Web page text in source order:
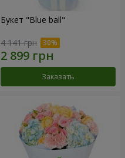
Букет "Blue ball"
4 141 грн
Заказать